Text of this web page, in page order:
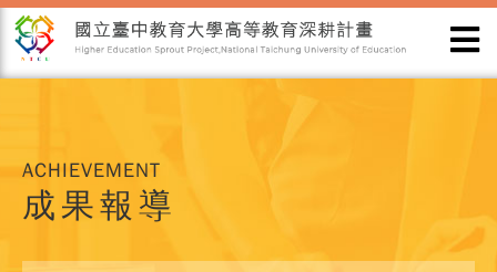
ACHIEVEMENT
成果報導